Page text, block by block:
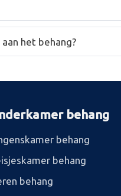
het behang?
behang
behang
behang
behang